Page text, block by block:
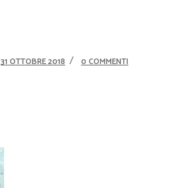
31 OTTOBRE 2018 0 COMMENTI